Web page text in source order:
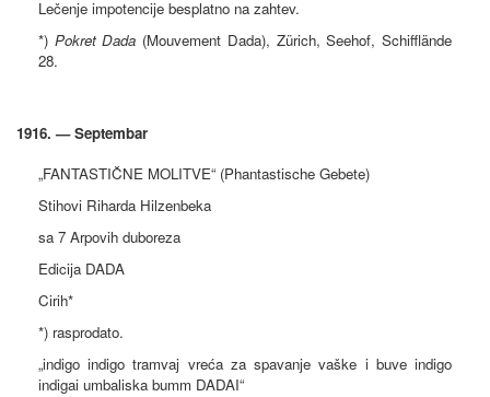
Lečenje impotencije besplatno na zahtev.
*) Pokret Dada (Mouvement Dada), Zürich, Seehof, Schifflände
28.
1916. — Septembar
„FANTASTIČNE MOLITVE“ (Phantastische Gebete)
Stihovi Riharda Hilzenbeka
sa 7 Arpovih duboreza
Edicija DADA
Cirih*
*) rasprodato.
„indigo indigo tramvaj vreća za spavanje vaške i buve indigo
indigai umbaliska bumm DADAI“